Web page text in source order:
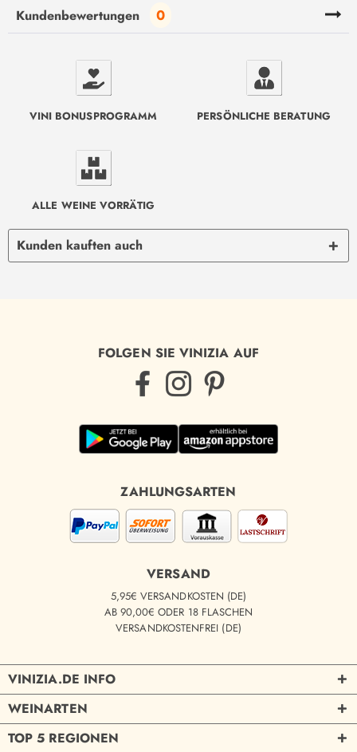
Kundenbewertungen 0
VINI BONUSPROGRAMM PERSÖNLICHE BERATUNG
ALLE WEINE VORRÄTIG
Kunden kauften auch
FOLGEN SIE VINIZIA AUF
ZAHLUNGSARTEN
VERSAND
5,95€ VERSANDKOSTEN (DE)
AB 90,00€ ODER 18 FLASCHEN
VERSANDKOSTENFREI (DE)
VINIZIA.DE INFO
WEINARTEN
TOP 5 REGIONEN